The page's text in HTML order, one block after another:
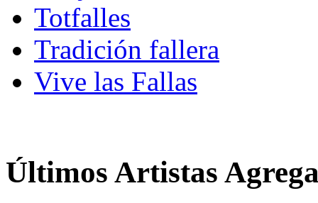
Totfalles
Tradición fallera
Vive las Fallas
Últimos Artistas